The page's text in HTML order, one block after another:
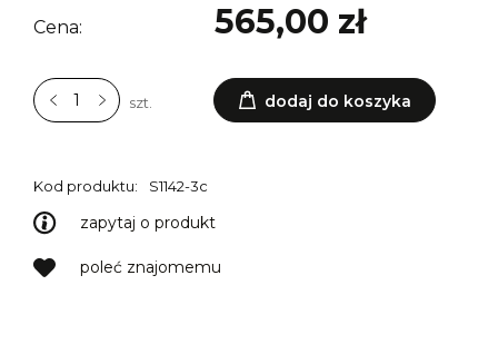
Cena: 565,00 zł
szt. dodaj do koszyka
Kod produktu: S1142-3c
zapytaj o produkt
poleć znajomemu